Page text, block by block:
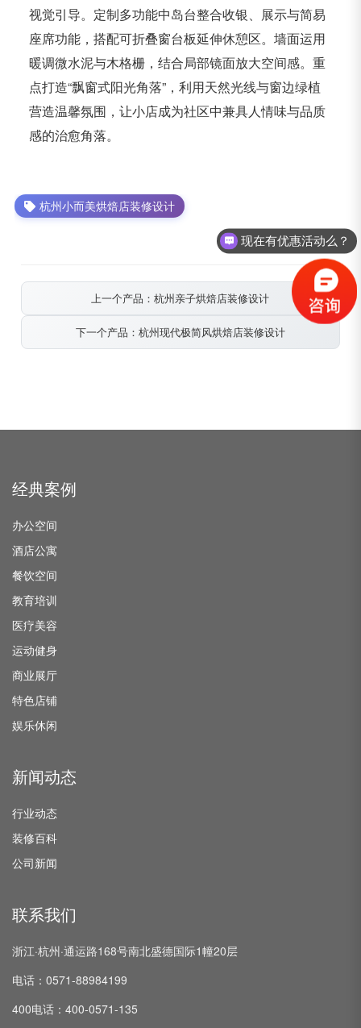
视觉引导。定制多功能中岛台整合收银、展示与简易
座席功能，搭配可折叠窗台板延伸休憩区。墙面运用
暖调微水泥与木格栅，结合局部镜面放大空间感。重
点打造“飘窗式阳光角落”，利用天然光线与窗边绿植
营造温馨氛围，让小店成为社区中兼具人情味与品质
感的治愈角落。
杭州小而美烘焙店装修设计
上一个产品：杭州亲子烘焙店装修设计
下一个产品：杭州现代极简风烘焙店装修设计
经典案例
办公空间
酒店公寓
餐饮空间
教育培训
医疗美容
运动健身
商业展厅
特色店铺
娱乐休闲
新闻动态
行业动态
装修百科
公司新闻
联系我们
浙江·杭州·通运路168号南北盛德国际1幢20层
电话：0571-88984199
400电话：400-0571-135
可以介绍下你们的产品么？
现在有优惠活动么？